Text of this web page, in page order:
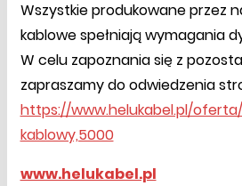
Wszystkie produkowane przez
kablowe spełniają wymagania
W celu zapoznania się z
zapraszamy do odwiedzenia
https://www.helukabel.pl/
kablowy,5000
www.helukabel.pl